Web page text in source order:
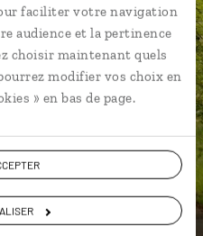
faciliter votre navigation
audience et la pertinence
choisir maintenant quels
modifier vos choix en
» en bas de page.
interlocuteur avant,
voyage.
UN DEVIS
un spécialiste Irlande